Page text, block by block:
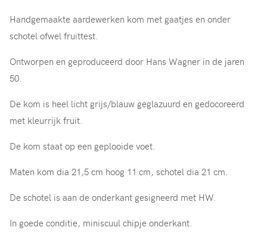
Handgemaakte aardewerken kom met gaatjes en onder
schotel ofwel fruittest.
Ontworpen en geproduceerd door Hans Wagner in de jaren
50.
De kom is heel licht grijs/blauw geglazuurd en gedocoreerd
met kleurrijk fruit.
De kom staat op een geplooide voet.
Maten kom dia 21,5 cm hoog 11 cm, schotel dia 21 cm.
De schotel is aan de onderkant gesigneerd met HW.
In goede conditie, miniscuul chipje onderkant.